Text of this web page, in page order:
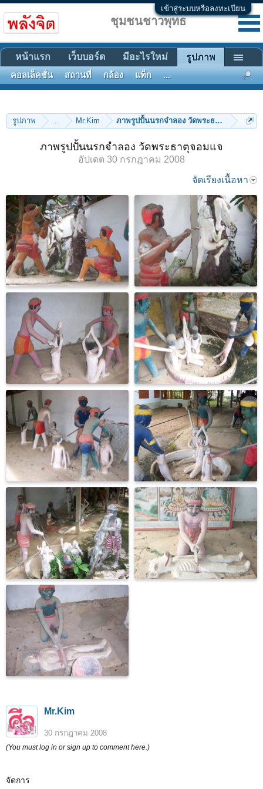
เข้าสู่ระบบหรือลงทะเบียน
รูปภาพ ... Mr.Kim ภาพรูปปั้นนรกจำลอง วัดพระธาตุจอมแจ
ภาพรูปปั้นนรกจำลอง วัดพระธาตุจอมแจ
อัปเดต 30 กรกฎาคม 2008
จัดเรียงเนื้อหา
Mr.Kim
30 กรกฎาคม 2008
(You must log in or sign up to comment here.)
จัดการ
ชุมชนชาวพุทธ
หน้าแรก เว็บบอร์ด มีอะไรใหม่ รูปภาพ
คอลเล็คชั่น สถานที่ กล้อง แท็ก ...